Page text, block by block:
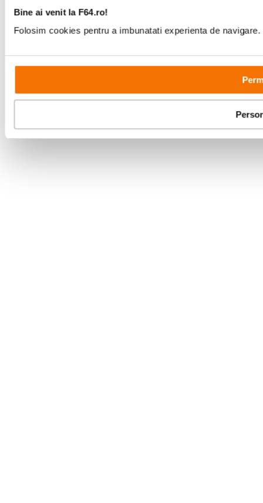
Bine ai venit la F64.ro!
Folosim cookies pentru a imbunatati experienta de